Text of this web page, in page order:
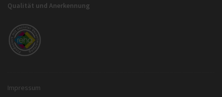
Qualität und Anerkennung
Impressum